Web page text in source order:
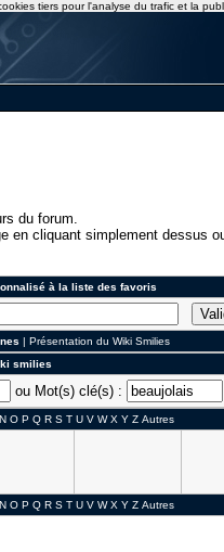
du forum.
en cliquant simplement dessus
à la liste des favoris
| Présentation du Wiki Smilies
smilies
ou Mot(s) clé(s) :
N O P Q R S T U V W X Y Z Autres
N O P Q R S T U V W X Y Z Autres
tiers pour l'analyse du trafic et la